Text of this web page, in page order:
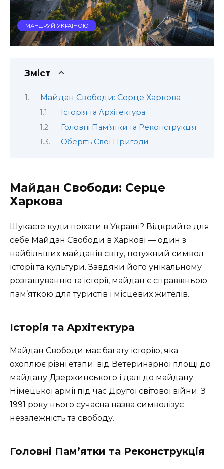
МАНДРУЙ УКРАЇНОЮ
Зміст
Майдан Свободи: Серце Харкова
Історія та Архітектура
Головні Пам’ятки та Реконструкція
Оберіть Свої Пригоди
Майдан Свободи: Серце
Харкова
Шукаєте куди поїхати в Україні? Відкрийте для
себе Майдан Свободи в Харкові — один з
найбільших майданів світу, потужний символ
історії та культури. Завдяки його унікальному
розташуванню та історії, майдан є справжньою
пам’яткою для туристів і місцевих жителів.
Історія та Архітектура
Майдан Свободи має багату історію, яка
охоплює різні етапи: від Ветеринарної площі до
майдану Дзержинського і далі до майдану
Німецької армії під час Другої світової війни. З
1991 року нього сучасна назва символізує
незалежність та свободу.
Головні Пам’ятки та Реконструкція